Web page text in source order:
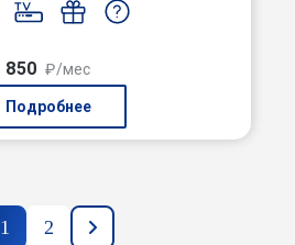
850 ₽/мес
Подробнее
1 2